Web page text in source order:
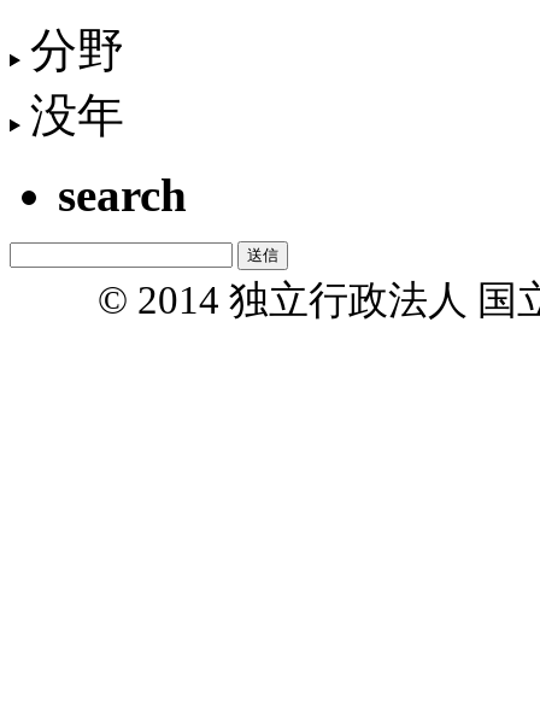
分野
没年
search
© 2014 独立行政法人 国